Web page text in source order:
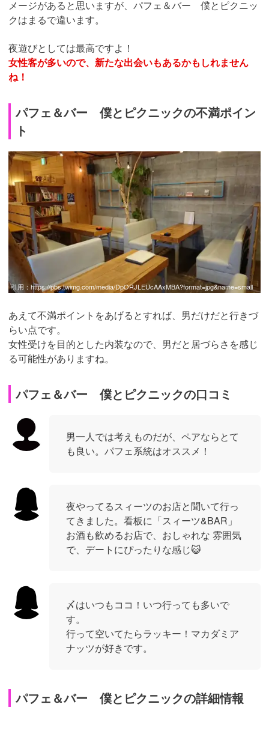
メージがあると思いますが、パフェ＆バー 僕とピクニッ
クはまるで違います。
夜遊びとしては最高ですよ！
女性客が多いので、新たな出会いもあるかもしれません
ね！
パフェ＆バー 僕とピクニックの不満ポイン
ト
引用： https://pbs.twimg.com/media/DpORJLEUcAAxMBA?format=jpg&name=small
あえて不満ポイントをあげるとすれば、男だけだと行きづ
らい点です。
女性受けを目的とした内装なので、男だと居づらさを感じ
る可能性がありますね。
パフェ＆バー 僕とピクニックの口コミ
男一人では考えものだが、ペアならとて
も良い。パフェ系統はオススメ！
夜やってるスィーツのお店と聞いて行っ
てきました。看板に「スィーツ&BAR」
お酒も飲めるお店で、おしゃれな 雰囲気
で、デートにぴったりな感じ😺
〆はいつもココ！いつ行っても多いで
す。
行って空いてたらラッキー！マカダミア
ナッツが好きです。
パフェ＆バー 僕とピクニックの詳細情報